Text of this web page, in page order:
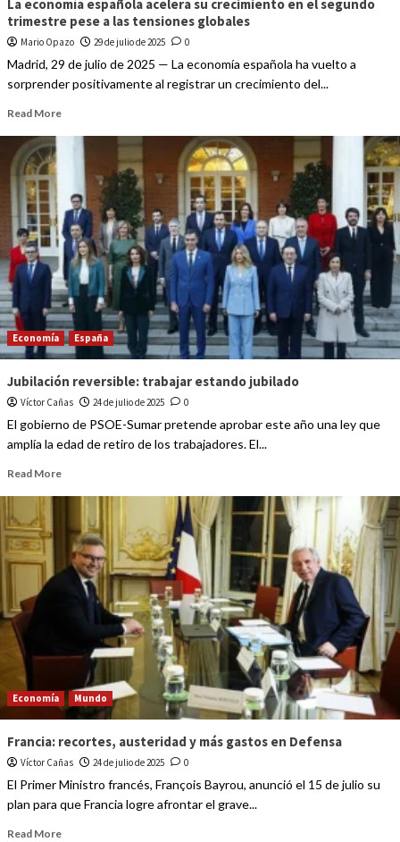
La economía española acelera su crecimiento en el segundo
trimestre pese a las tensiones globales
Mario Opazo 29 de julio de 2025 0
Madrid, 29 de julio de 2025 — La economía española ha vuelto a
sorprender positivamente al registrar un crecimiento del...
Read More
Economía España
Jubilación reversible: trabajar estando jubilado
Víctor Cañas 24 de julio de 2025 0
El gobierno de PSOE-Sumar pretende aprobar este año una ley que
amplía la edad de retiro de los trabajadores. El...
Read More
Economía Mundo
Francia: recortes, austeridad y más gastos en Defensa
Víctor Cañas 24 de julio de 2025 0
El Primer Ministro francés, François Bayrou, anunció el 15 de julio su
plan para que Francia logre afrontar el grave...
Read More